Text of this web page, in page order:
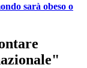
sarà obeso o